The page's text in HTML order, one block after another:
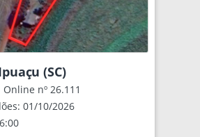
(SC)
nº 26.111
01/10/2026